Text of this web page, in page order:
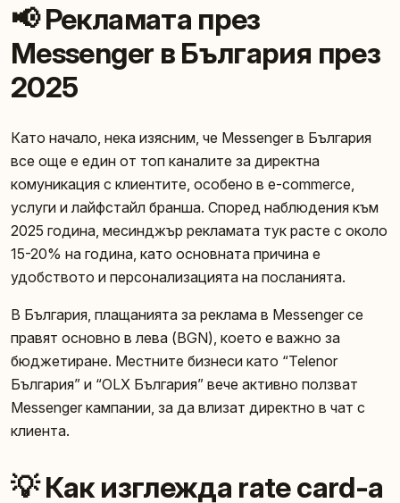
📢 Рекламата през
Messenger в България през
2025
Като начало, нека изясним, че Messenger в България
все още е един от топ каналите за директна
комуникация с клиентите, особено в e-commerce,
услуги и лайфстайл бранша. Според наблюдения към
2025 година, месинджър рекламата тук расте с около
15-20% на година, като основната причина е
удобството и персонализацията на посланията.
В България, плащанията за реклама в Messenger се
правят основно в лева (BGN), което е важно за
бюджетиране. Местните бизнеси като “Telenor
България” и “OLX България” вече активно ползват
Messenger кампании, за да влизат директно в чат с
клиента.
💡 Как изглежда rate card-а